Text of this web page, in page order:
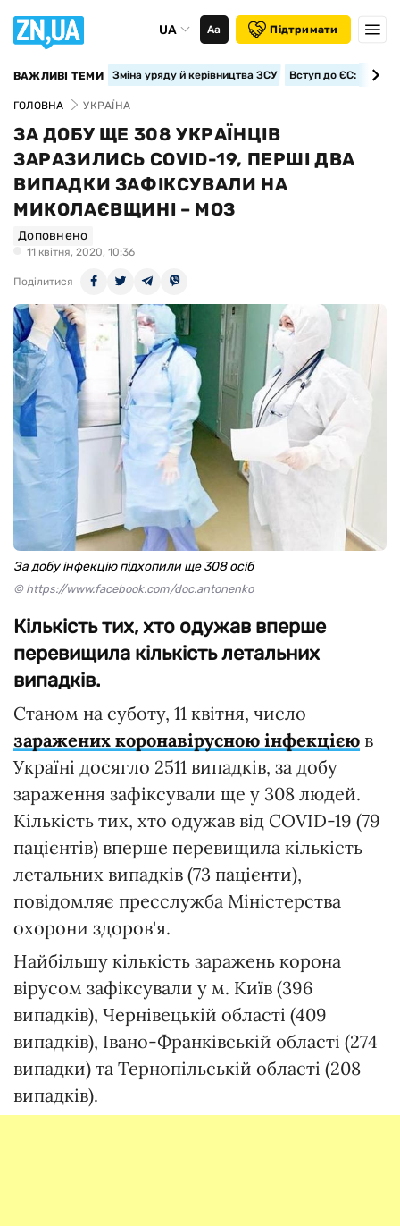
UA Аа Підтримати
ВАЖЛИВІ ТЕМИ Зміна уряду й керівництва ЗСУ Вступ до ЄС:
ГОЛОВНА УКРАЇНА
ЗА ДОБУ ЩЕ 308 УКРАЇНЦІВ
ЗАРАЗИЛИСЬ COVID-19, ПЕРШІ ДВА
ВИПАДКИ ЗАФІКСУВАЛИ НА
МИКОЛАЄВЩИНІ – МОЗ
Доповнено
11 квiтня, 2020, 10:36
Поділитися
За добу інфекцію підхопили ще 308 осіб
© https://www.facebook.com/doc.antonenko
Кількість тих, хто одужав вперше
перевищила кількість летальних
випадків.
Станом на суботу, 11 квітня, число
заражених коронавірусною інфекцією в
Україні досягло 2511 випадків, за добу
зараження зафіксували ще у 308 людей.
Кількість тих, хто одужав від COVID-19 (79
пацієнтів) вперше перевищила кількість
летальних випадків (73 пацієнти),
повідомляє пресслужба Міністерства
охорони здоров'я.
Найбільшу кількість заражень корона
вірусом зафіксували у м. Київ (396
випадків), Чернівецькій області (409
випадків), Івано-Франківській області (274
випадки) та Тернопільській області (208
випадків).